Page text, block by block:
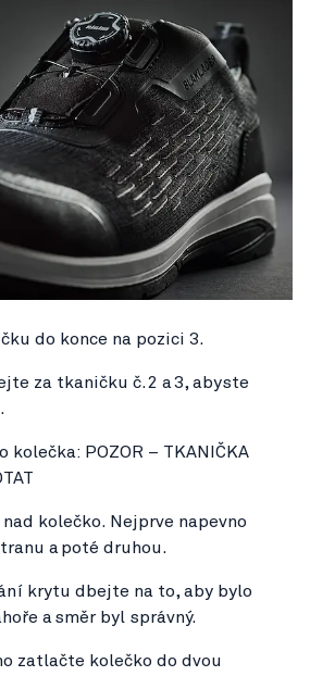
do konce na pozici 3.
za tkaničku č. 2 a 3, abyste
kolečka: POZOR – TKANIČKA
kolečko. Nejprve napevno
a poté druhou.
krytu dbejte na to, aby bylo
a směr byl správný.
zatlačte kolečko do dvou